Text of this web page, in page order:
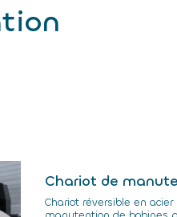
Chariot de
Chariot réversible en